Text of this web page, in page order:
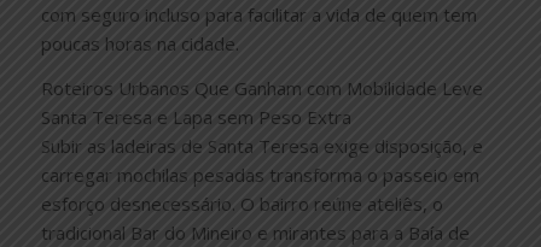
com seguro incluso para facilitar a vida de quem tem
poucas horas na cidade.
Roteiros Urbanos Que Ganham com Mobilidade Leve
Santa Teresa e Lapa sem Peso Extra
Subir as ladeiras de Santa Teresa exige disposição, e
carregar mochilas pesadas transforma o passeio em
esforço desnecessário. O bairro reúne ateliês, o
tradicional Bar do Mineiro e mirantes para a Baía de